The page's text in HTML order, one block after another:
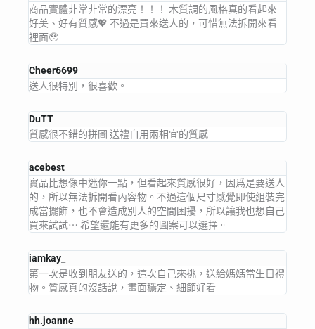
商品實體非常非常的漂亮！！！ 木質調的風格真的看起來
好美、好有質感💖 不過是買來送人的，可惜無法拆開來看
裡面🥹
Cheer6699
送人很特別，很喜歡。
DuTT
質感很不錯的拼圖 送禮自用兩相宜的質感
acebest
實品比想像中迷你一點，但看起來質感很好，因爲是要送人
的，所以無法拆開看內容物。不過這個尺寸感覺即使組裝完
成當擺飾，也不會造成別人的空間困擾，所以讓我也想自己
買來試試⋯ 希望還能有更多的圖案可以選擇。
iamkay_
第一次是收到朋友送的，這次自己來挑，送給媽媽當生日禮
物。質感真的沒話說，畫面穩定、細節好看
hh.joanne